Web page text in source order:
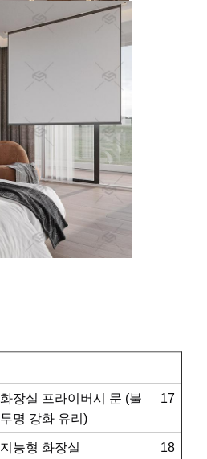
화장실 프라이버시 문 (불
투명 강화 유리)
17
지능형 화장실 18